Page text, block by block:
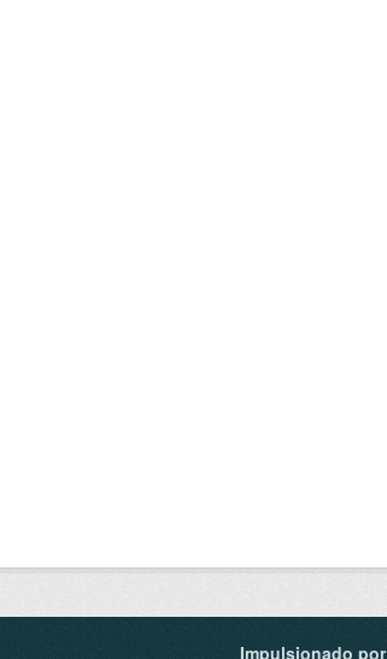
Impulsionado por